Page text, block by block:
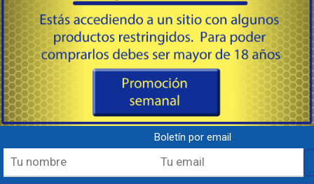
Cananas & Sobaqueras
# PIPLC380 - BULLDOG CASES USA
Canana interna de polímero Ruger
LC380. LC9, SCCY CPX -1 y CPX - 2.
para mano derecha. Apéndice
para llevar, solo con la mano
derecha, Clip de metal para
cinturones de hasta 1,75 "
Diseñado ergonómicamente para
mayor comodidad. Sistema de
retención ajustable de 2 pun...
USD 49
Comprar
Boletín por email